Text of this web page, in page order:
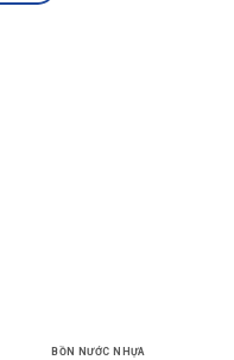
BỒN NƯỚC NHỰA